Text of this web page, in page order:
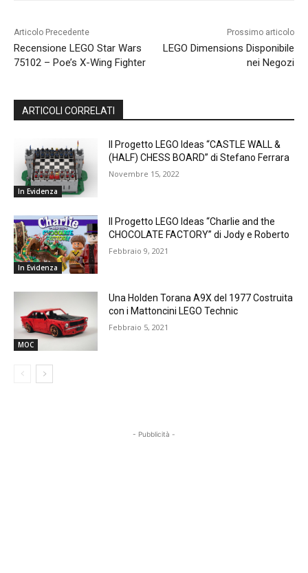
Articolo Precedente
Recensione LEGO Star Wars
75102 – Poe’s X-Wing Fighter
Prossimo articolo
LEGO Dimensions Disponibile
nei Negozi
ARTICOLI CORRELATI
In Evidenza
Il Progetto LEGO Ideas “CASTLE WALL &
(HALF) CHESS BOARD” di Stefano Ferrara
Novembre 15, 2022
In Evidenza
Il Progetto LEGO Ideas “Charlie and the
CHOCOLATE FACTORY” di Jody e Roberto
Febbraio 9, 2021
MOC
Una Holden Torana A9X del 1977 Costruita
con i Mattoncini LEGO Technic
Febbraio 5, 2021
- Pubblicità -